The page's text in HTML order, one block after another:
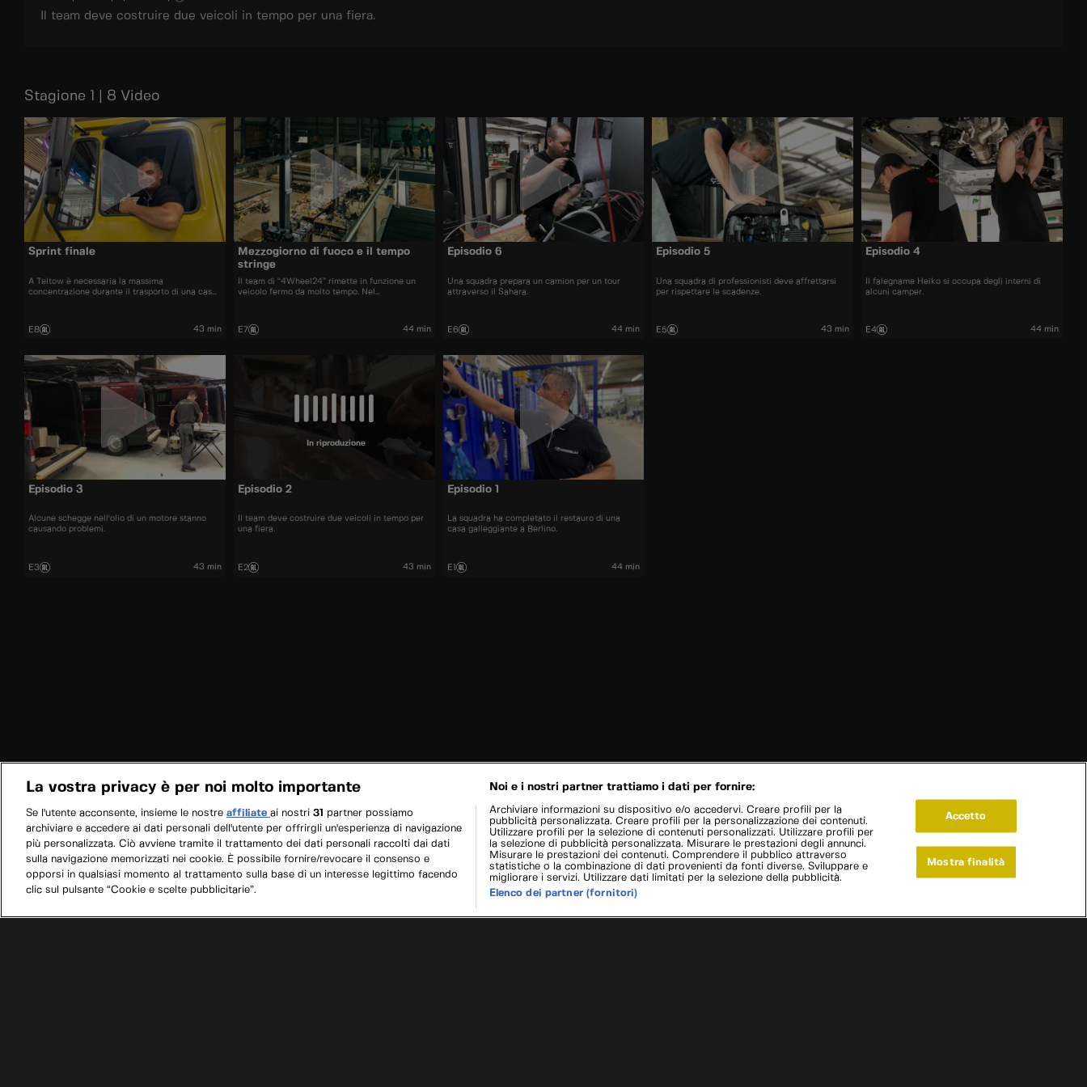
Il team deve costruire due veicoli in tempo per una fiera.
Stagione 1 | 8 Video
Sprint finale
A Teltow è necessaria la massima
concentrazione durante il trasporto di una casa
E8 43 min
Mezzogiorno di fuoco e il tempo
stringe
Il team di “4Wheel24” rimette in funzione un
veicolo fermo da molto tempo. Nel
massima concentrazione per il trasporto di una
casa galleggiante lunga 16 metri.
E7 44 min
Episodio 6
Una squadra prepara un camion per un tour
attraverso il Sahara.
E6 44 min
Episodio 5
Una squadra di professionisti deve affrettarsi
per rispettare le scadenze.
E5 43 min
Episodio 4
Il falegname Heiko si occupa degli interni di
alcuni camper.
E4 44 min
Episodio 3
Alcune schegge nell'olio di un motore stanno
causando problemi.
E3 43 min
In riproduzione
Episodio 2
Il team deve costruire due veicoli in tempo per
una fiera.
E2 43 min
Episodio 1
La squadra ha completato il restauro di una
casa galleggiante a Berlino.
E1 44 min
La vostra privacy è per noi molto importante
Se l'utente acconsente, insieme le nostre affiliate ai nostri 31
partner possiamo
archiviare e accedere ai dati personali dell'utente per offrirgli un'esperienza di navigazione
più personalizzata. Ciò avviene tramite il trattamento dei dati personali raccolti dai dati
sulla navigazione memorizzati nei cookie. È possibile fornire/revocare il consenso e
opporsi in qualsiasi momento al trattamento sulla base di un interesse legittimo facendo
clic sul pulsante “Cookie e scelte pubblicitarie”.
Noi e i nostri partner trattiamo i dati per fornire:
Archiviare informazioni su dispositivo e/o accedervi. Creare profili per la
pubblicità personalizzata. Creare profili per la personalizzazione dei contenuti.
Utilizzare profili per la selezione di contenuti personalizzati. Utilizzare profili per
la selezione di pubblicità personalizzata. Misurare le prestazioni degli annunci.
Misurare le prestazioni dei contenuti. Comprendere il pubblico attraverso
statistiche o la combinazione di dati provenienti da fonti diverse. Sviluppare e
migliorare i servizi. Utilizzare dati limitati per la selezione della pubblicità.
Elenco dei partner (fornitori)
Accetto
Mostra finalità